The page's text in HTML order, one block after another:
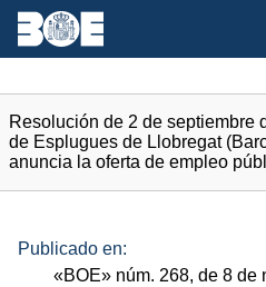
Resolución de 2 de septiembre
de Esplugues de Llobregat
anuncia la oferta de empleo
Publicado en:
«BOE» núm. 268, de 8 de